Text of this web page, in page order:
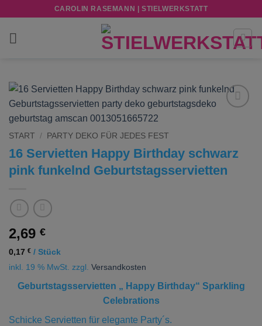
springen
CAROLIN RASEMANN | STIELWERKSTATT
START / PARTY DEKO FÜR JEDES FEST
16 Servietten Happy Birthday schwarz
pink funkelnd Geburtstagsservietten
2,69 €
0,17 € / Stück
inkl. 19 % MwSt. zzgl. Versandkosten
Geburtstagsservietten „ Happy Birthday“ Sparkling
Celebrations
Schicke Servietten für elegante Party´s.